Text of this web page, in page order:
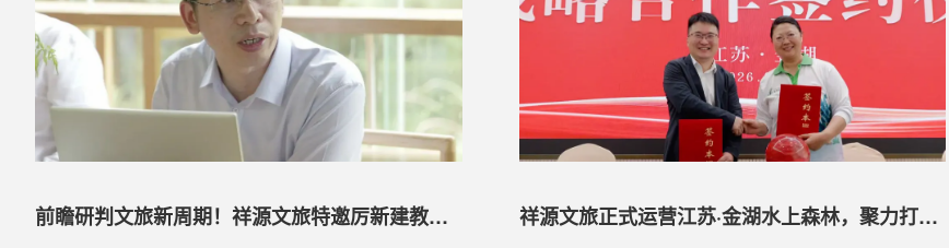
前瞻研判文旅新周期！祥源文旅特邀厉新建教授解读“十五五”规划，赋能企业战略布局 祥源文旅正式运营江苏·金湖水上森林，聚力打造“中国森系松弛微度假首选地”